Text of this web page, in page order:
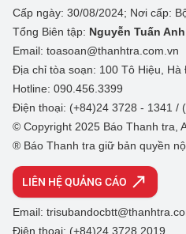
Cấp ngày: 30/08/2024; Nơi cấp:
Tổng Biên tập: Nguyễn Tuấn Anh
Email: toasoan@thanhtra.com.vn
Địa chỉ tòa soạn: 100 Tô Hiệu, Hà
Hotline: 090.456.3399
Điện thoại: (+84)24 3728 - 1341 /
© Copyright 2025 Báo Thanh tra,
® Báo Thanh tra giữ bản quyền
LIÊN HỆ QUẢNG CÁO
Email:
Điện thoại: (+84)24 3728 2019